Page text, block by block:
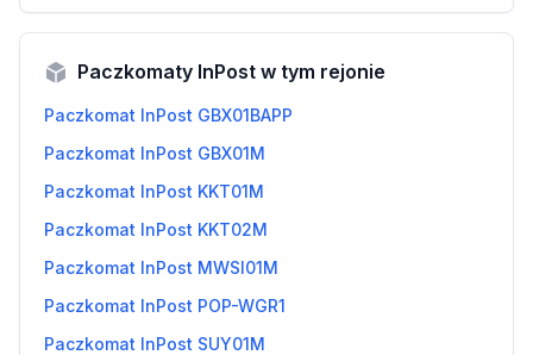
Paczkomaty InPost w tym rejonie
Paczkomat InPost GBX01BAPP
Paczkomat InPost GBX01M
Paczkomat InPost KKT01M
Paczkomat InPost KKT02M
Paczkomat InPost MWSI01M
Paczkomat InPost POP-WGR1
Paczkomat InPost SUY01M